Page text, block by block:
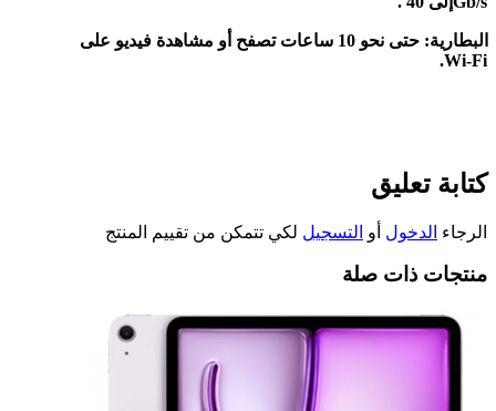
البطارية: حتى نحو 10 ساعات تصفح أو مشاهدة فيديو على
Wi-Fi.
كتابة تعليق
الرجاء الدخول أو التسجيل لكي تتمكن من تقييم المنتج
منتجات ذات صلة